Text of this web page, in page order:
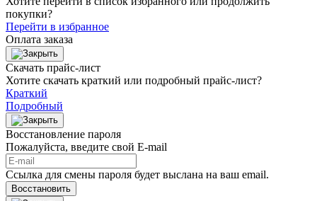
покупки?
Перейти в избранное
Оплата заказа
Скачать прайс-лист
Хотите скачать краткий или подробный прайс-лист?
Краткий
Подробный
Восстановление пароля
Пожалуйста, введите свой E‑mail
Ссылка для смены пароля будет выслана на ваш email.
Восстановить